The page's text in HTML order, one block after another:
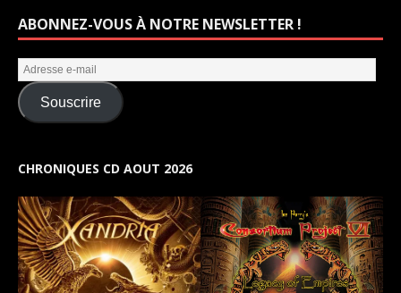
ABONNEZ-VOUS À NOTRE NEWSLETTER !
Souscrire
CHRONIQUES CD AOUT 2026